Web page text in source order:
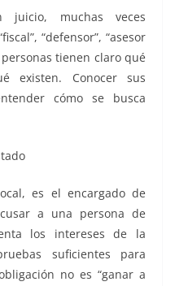
juicio, muchas veces
“defensor”, “asesor
tienen claro qué
existen. Conocer sus
cómo se busca
es el encargado de
a una persona de
los intereses de la
suficientes para
no es “ganar a